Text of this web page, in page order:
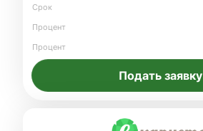
Срок
Процент
Процент
Подать заявку